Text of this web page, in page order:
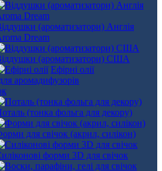
(ароматизатори) Англія
Dream
(ароматизатори) США
Ефірні олії
(тонка фольга для декору)
для свічок (акрил, силікон)
форми 3D для свічок